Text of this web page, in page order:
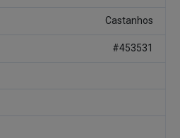
Castanhos
#453531